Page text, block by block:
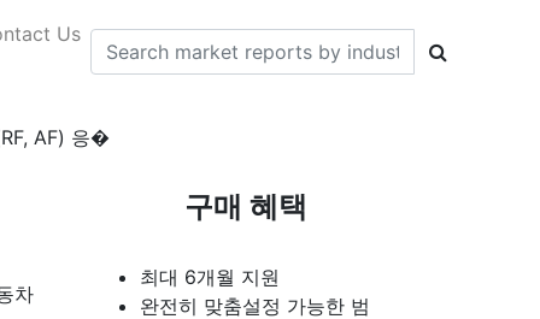
Us
AF) 응�
차
구매 혜택
최대 6개월 지원
완전히 맞춤설정 가능한 범